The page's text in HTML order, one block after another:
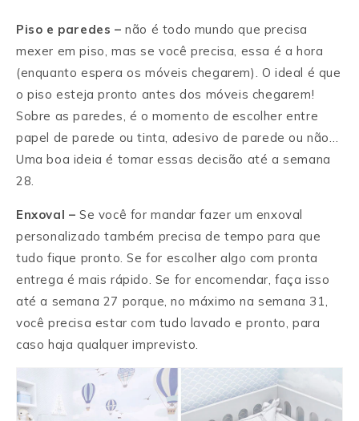
Piso e paredes –não é todo mundo que precisa
mexer em piso, mas se você precisa, essa é a hora
(enquanto espera os móveis chegarem). O ideal é que
o piso esteja pronto antes dos móveis chegarem!
Sobre as paredes, é o momento de escolher entre
papel de parede ou tinta, adesivo de parede ou não…
Uma boa ideia é tomar essas decisão até a semana
28.
Enxoval – Se você for mandar fazer um enxoval
personalizado também precisa de tempo para que
tudo fique pronto. Se for escolher algo com pronta
entrega é mais rápido. Se for encomendar, faça isso
até a semana 27 porque, no máximo na semana 31,
você precisa estar com tudo lavado e pronto, para
caso haja qualquer imprevisto.